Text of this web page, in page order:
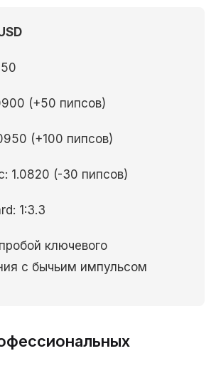
(+50 пипсов)
(+100 пипсов)
1.0820 (-30 пипсов)
1:3.3
ключевого
с бычьим импульсом